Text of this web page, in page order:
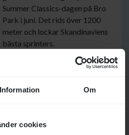
Information Om
cookies
Summer Classics-dagen på Bro
Park i juni. Det rids över 1200
meter och lockar Skandinaviens
bästa sprinters.
Läs mer
stora stolöpning på gräsbanan